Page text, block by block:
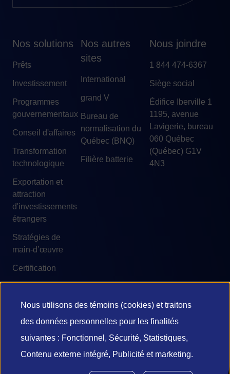
Nos solutions
Prêts
Investissement
Programmes
gouvernementaux
Conseil d'affaires
Transformation
technologique
Exportation et
attraction
d'investissements
étrangers
Stratégies de
main-d’œuvre
Certification
Nos autres
sites
International
grand V
Bureau de
normalisation du
Québec (BNQ)
Filière batterie
Nous joindre
1 844 474-6367
Siège social
Édifice Iberville 1
1195, avenue
Lavigerie, bureau
060 Québec
(Québec) G1V
4N3
© 2026 Investissement Québec
Accessibilité
Conditions d'utilisation
Utilisation
des
données
Nous utilisons des témoins (cookies) et traitons
des données personnelles pour les finalités
suivantes : Fonctionnel, Sécurité, Statistiques,
Contenu externe intégré, Publicité et marketing.